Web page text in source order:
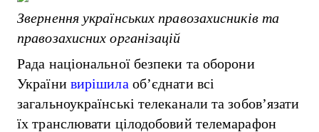
Звернення українських правозахисників та
правозахисних організацій
Рада національної безпеки та оборони
України вирішила об’єднати всі
загальноукраїнські телеканали та зобов’язати
їх транслювати цілодобовий телемарафон